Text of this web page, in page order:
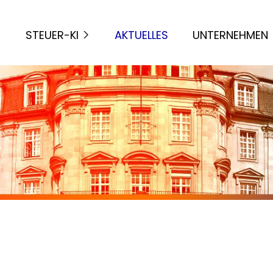
STEUER-KI AKTUELLES UNTERNEHMEN